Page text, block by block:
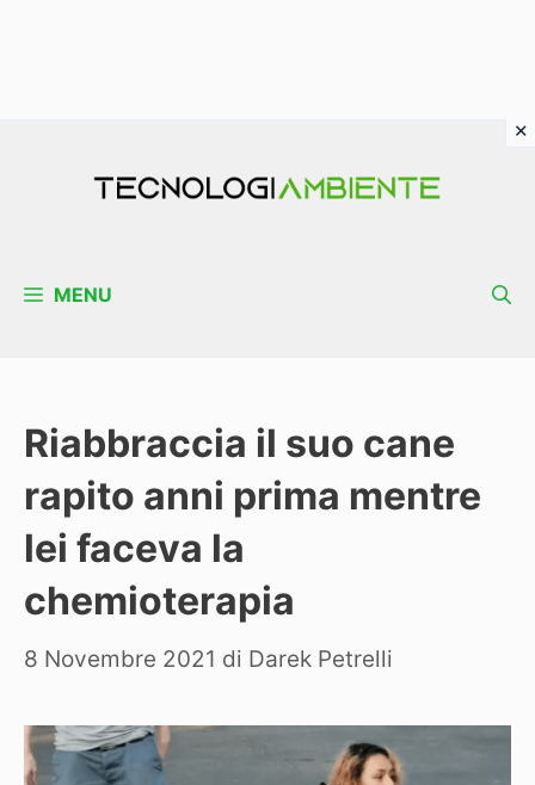
MENU
Riabbraccia il suo cane
rapito anni prima mentre
lei faceva la
chemioterapia
8 Novembre 2021 di Darek Petrelli